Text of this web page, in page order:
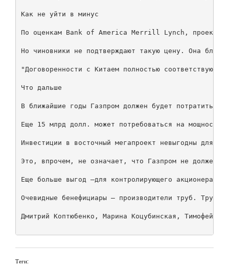
Как не уйти в минус
По оценкам Bank of America Merrill Lynch, проект
Но чиновники не подтверждают такую цену. Она
"Договоренности с Китаем полностью
Что дальше
В ближайшие годы Газпром должен будет
Еще 15 млрд долл. может потребоваться на мощности
Инвестиции в восточный мегапроект невыгодны для
Это, впрочем, не означает, что Газ­пром не должен
Еще больше выгод —для контролирующего акционера
Очевидные бенефициары — производители труб.
Дмитрий Коптюбенко, Марина Коцубинская, Тимофей
Теги: